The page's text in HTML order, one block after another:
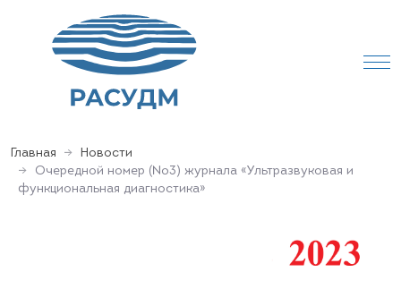
Главная
Новости
Очередной номер (№3) журнала «Ультразвуковая и
функциональная диагностика»